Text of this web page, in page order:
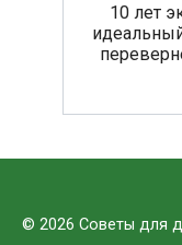
10 лет
© 2026 Советы для